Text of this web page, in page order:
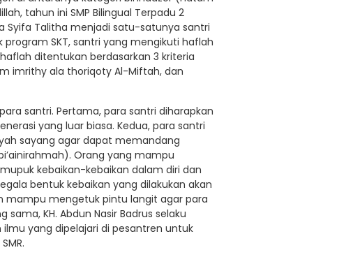
tahun ini SMP Bilingual Terpadu 2
Syifa Talitha menjadi satu-satunya santri
SKT, santri yang mengikuti haflah
ditentukan berdasarkan 3 kriteria
imrithy ala thoriqoty Al-Miftah, dan
santri. Pertama, para santri diharapkan
yang luar biasa. Kedua, para santri
sayang agar dapat memandang
Orang yang mampu
kebaikan-kebaikan dalam diri dan
bentuk kebaikan yang dilakukan akan
mampu mengetuk pintu langit agar para
KH. Abdun Nasir Badrus selaku
yang dipelajari di pesantren untuk